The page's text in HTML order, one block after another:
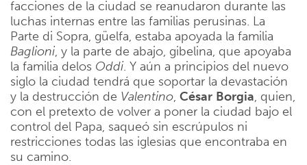
facciones de la ciudad se reanudaron durante las
luchas internas entre las familias perusinas. La
Parte di Sopra, güelfa, estaba apoyada la familia
Baglioni, y la parte de abajo, gibelina, que apoyaba
la familia delos Oddi. Y aún a principios del nuevo
siglo la ciudad tendrá que soportar la devastación
y la destrucción de Valentino, César Borgia, quien,
con el pretexto de volver a poner la ciudad bajo el
control del Papa, saqueó sin escrúpulos ni
restricciones todas las iglesias que encontraba en
su camino.